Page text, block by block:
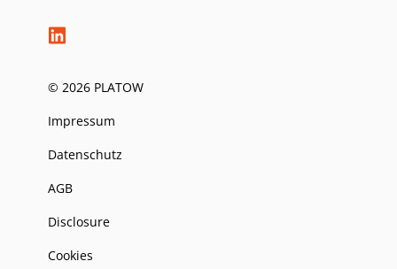
© 2026 PLATOW
Impressum
Datenschutz
AGB
Disclosure
Cookies